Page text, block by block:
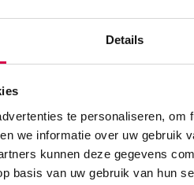
Details
te personaliseren,
we informatie over uw gebruik
kunnen deze gegevens
basis van uw gebruik van hun
en in Nederland
binnendienst: